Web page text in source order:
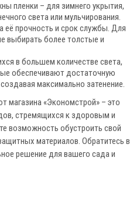
пленки – для зимнего укрытия,
света или мульчирования.
её прочность и срок службы. Для
выбирать более толстые и
в большем количестве света,
обеспечивают достаточную
максимально затенение.
магазина «Экономстрой» – это
стремящихся к здоровым и
возможность обустроить свой
материалов. Обратитесь в
решение для вашего сада и